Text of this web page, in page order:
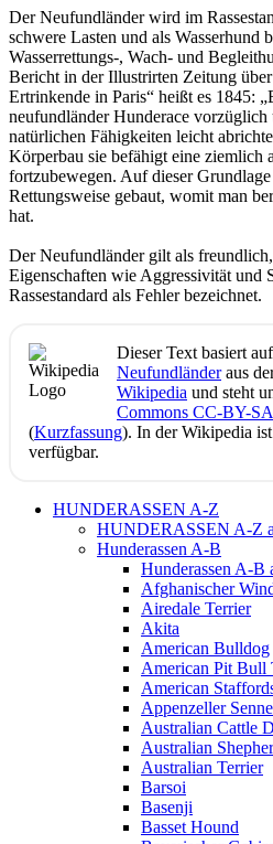
Der Neufundländer wird im
schwere Lasten und als Wasserhund
Wasserrettungs-, Wach- und
Bericht in der Illustrirten Zeitung
Ertrinkende in Paris“ heißt es 1845:
neufundländer Hunderace
natürlichen Fähigkeiten leicht
Körperbau sie befähigt eine ziemlich
fortzubewegen. Auf dieser
Rettungsweise gebaut, womit man
hat.
Der Neufundländer gilt als
Eigenschaften wie Aggressivität und
Rassestandard als Fehler bezeichnet.
Dieser Text basiert
Neufundländeraus
Wikipedia und steht
Commons CC-BY-
(Kurzfassung). In der Wikipedia
verfügbar.
HUNDERASSEN A-Z
HUNDERASSEN A-Z
Hunderassen A-B
Hunderassen A-B
Afghanischer
Airedale Terrier
Akita
American Bulldog
American Pit Bull
American
Appenzeller
Australian Cattle
Australian
Australian Terrier
Barsoi
Basenji
Basset Hound